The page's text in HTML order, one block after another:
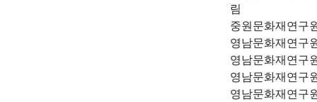
림
중원문화재연구
영남문화재연구
영남문화재연구
영남문화재연구
영남문화재연구